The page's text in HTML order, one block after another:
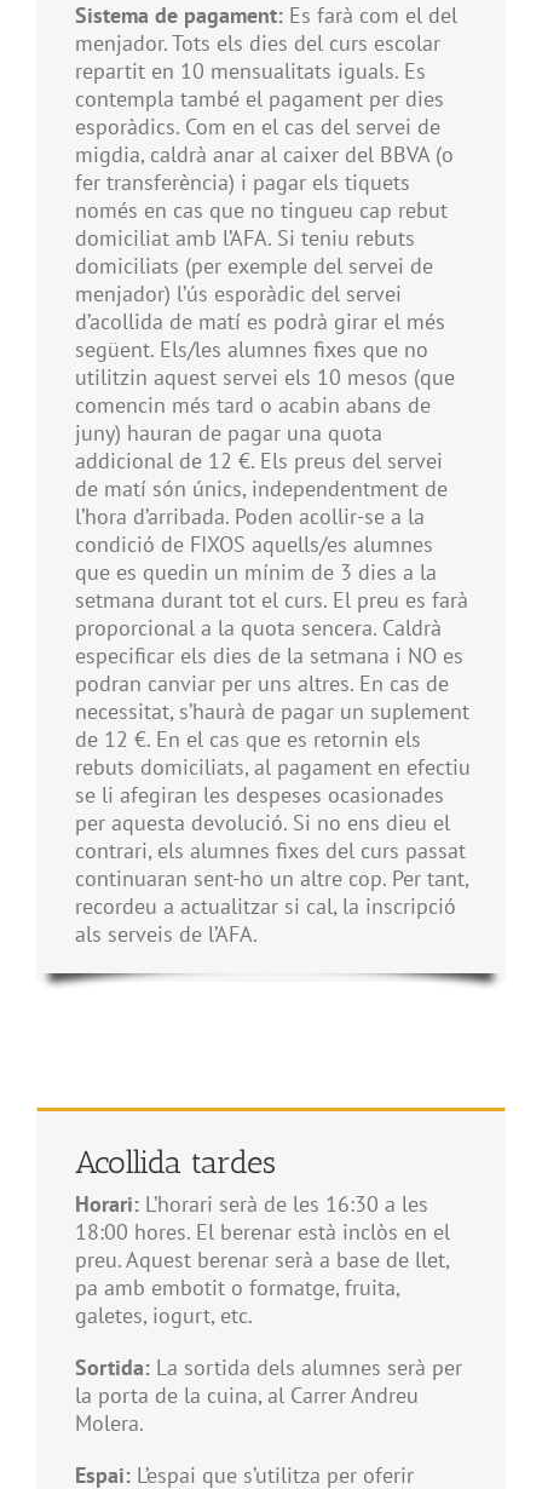
Sistema de pagament: Es farà com el del
menjador. Tots els dies del curs escolar
repartit en 10 mensualitats iguals. Es
contempla també el pagament per dies
esporàdics. Com en el cas del servei de
migdia, caldrà anar al caixer del BBVA (o
fer transferència) i pagar els tiquets
només en cas que no tingueu cap rebut
domiciliat amb l’AFA. Si teniu rebuts
domiciliats (per exemple del servei de
menjador) l’ús esporàdic del servei
d’acollida de matí es podrà girar el més
següent. Els/les alumnes fixes que no
utilitzin aquest servei els 10 mesos (que
comencin més tard o acabin abans de
juny) hauran de pagar una quota
addicional de 12 €. Els preus del servei
de matí són únics, independentment de
l’hora d’arribada. Poden acollir-se a la
condició de FIXOS aquells/es alumnes
que es quedin un mínim de 3 dies a la
setmana durant tot el curs. El preu es farà
proporcional a la quota sencera. Caldrà
especificar els dies de la setmana i NO es
podran canviar per uns altres. En cas de
necessitat, s’haurà de pagar un suplement
de 12 €. En el cas que es retornin els
rebuts domiciliats, al pagament en efectiu
se li afegiran les despeses ocasionades
per aquesta devolució. Si no ens dieu el
contrari, els alumnes fixes del curs passat
continuaran sent-ho un altre cop. Per tant,
recordeu a actualitzar si cal, la inscripció
als serveis de l’AFA.
Acollida tardes
Horari: L’horari serà de les 16:30 a les
18:00 hores. El berenar està inclòs en el
preu. Aquest berenar serà a base de llet,
pa amb embotit o formatge, fruita,
galetes, iogurt, etc.
Sortida: La sortida dels alumnes serà per
la porta de la cuina, al Carrer Andreu
Molera.
Espai: L’espai que s’utilitza per oferir